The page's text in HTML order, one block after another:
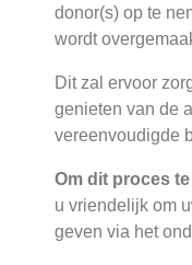
donor(s) op te
wordt
Dit zal ervoor
genieten van de
vereenvoudigde
Om dit proces
u vriendelijk om
geven via het